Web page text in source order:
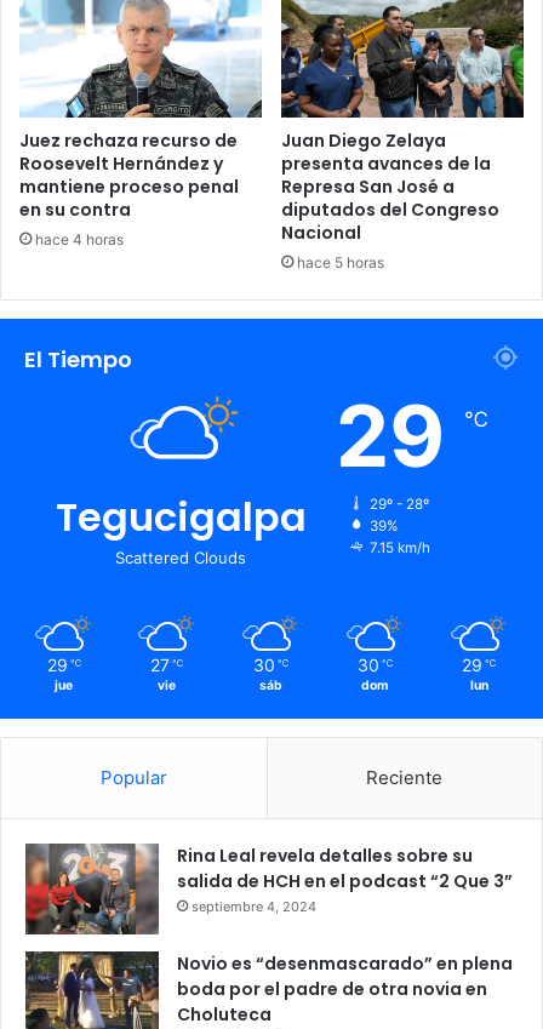
Juez rechaza recurso de
Roosevelt Hernández y
mantiene proceso penal
en su contra
hace 4 horas
Juan Diego Zelaya
presenta avances de la
Represa San José a
diputados del Congreso
Nacional
hace 5 horas
El Tiempo
Tegucigalpa
Scattered Clouds
29 ℃
29º - 28º
39%
7.15 km/h
29 ℃
jue
27 ℃
vie
30 ℃
sáb
30 ℃
dom
29 ℃
lun
Popular Reciente
Rina Leal revela detalles sobre su
salida de HCH en el podcast “2 Que 3”
septiembre 4, 2024
Novio es “desenmascarado” en plena
boda por el padre de otra novia en
Choluteca